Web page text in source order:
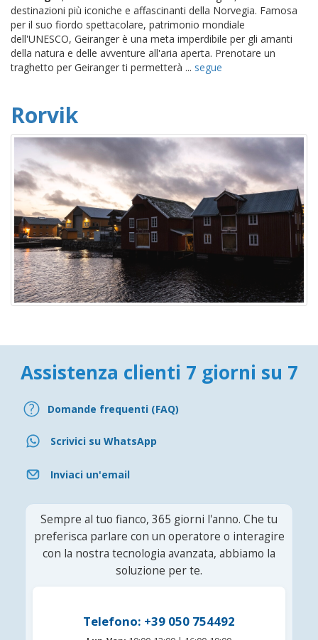
destinazioni più iconiche e affascinanti della Norvegia. Famosa
per il suo fiordo spettacolare, patrimonio mondiale
dell'UNESCO, Geiranger è una meta imperdibile per gli amanti
della natura e delle avventure all'aria aperta. Prenotare un
traghetto per Geiranger ti permetterà ... segue
Rorvik
Assistenza clienti 7 giorni su 7
Domande frequenti (FAQ)
Scrivici su WhatsApp
Inviaci un'email
Sempre al tuo fianco, 365 giorni l'anno. Che tu
preferisca parlare con un operatore o interagire
con la nostra tecnologia avanzata, abbiamo la
soluzione per te.
Telefono: +39 050 754492